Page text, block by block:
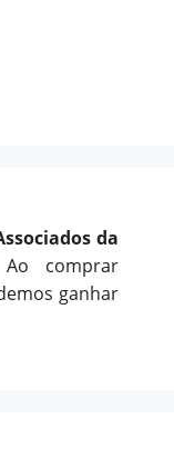
da
comprar
ganhar